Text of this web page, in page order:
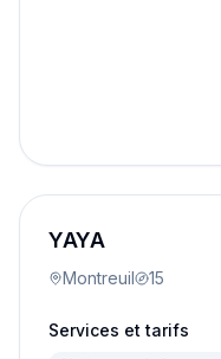
YAYA
Montreuil 15
Services et tarifs